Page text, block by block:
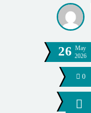
26 May
2026
0